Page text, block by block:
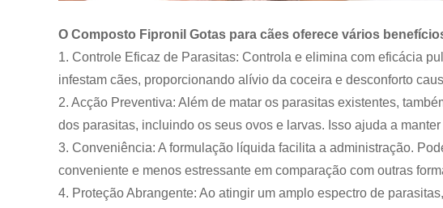
O Composto Fipronil Gotas para cães oferece vários
1. Controle Eficaz de Parasitas: Controla e elimina com eficácia
infestam cães, proporcionando alívio da coceira e desconforto
2. Acção Preventiva: Além de matar os parasitas existentes,
dos parasitas, incluindo os seus ovos e larvas. Isso ajuda a
3. Conveniência: A formulação líquida facilita a administração.
conveniente e menos estressante em comparação com outras
4. Proteção Abrangente: Ao atingir um amplo espectro de